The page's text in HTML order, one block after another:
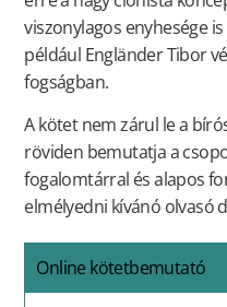
viszonylagos enyhesége
például Engländer Tibor
fogságban.
A kötet nem zárul le a
röviden bemutatja a
fogalomtárral és alapos
elmélyedni kívánó olvasó
Online kötetbemutató